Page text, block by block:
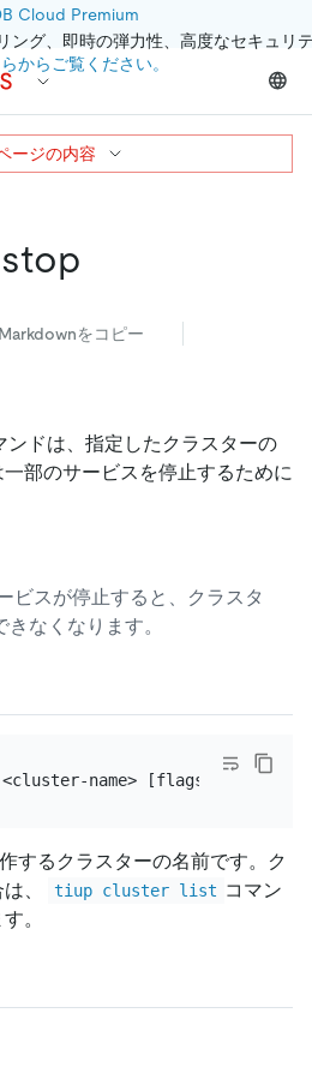
Cloud Premium
グ、即時の弾力性、高度なセキュリ
からご覧ください。
Markdownをコピー
ンドは、指定したクラスターの
部のサービスを停止するために
ビスが停止すると、クラスタ
なくなります。
するクラスターの名前です。ク
、
tiup cluster list コマン
。
ージの内容